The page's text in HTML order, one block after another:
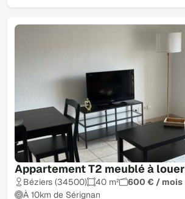
Appartement T2 meublé à louer
Béziers (34500) 40 m²
600 € / mois
À 10km de Sérignan